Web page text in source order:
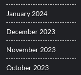
January 2024
December 2023
November 2023
October 2023